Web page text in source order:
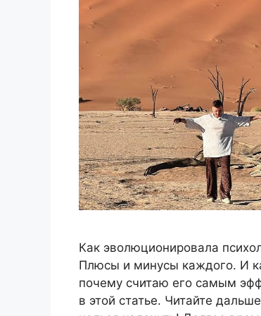
Как эволюционировала
Плюсы и минусы каждого. И
почему считаю его самым
в этой статье. Читайте